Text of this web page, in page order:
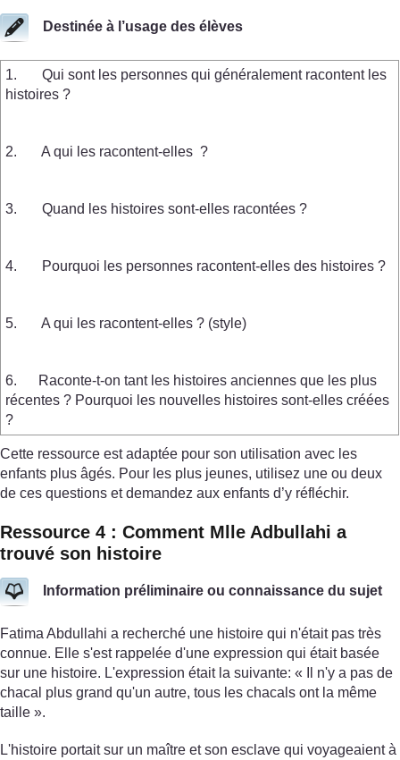
Destinée à l’usage des élèves
1. Qui sont les personnes qui généralement racontent les
histoires ?
2. A qui les racontent-elles ?
3. Quand les histoires sont-elles racontées ?
4. Pourquoi les personnes racontent-elles des histoires ?
5. A qui les racontent-elles ? (style)
6. Raconte-t-on tant les histoires anciennes que les plus
récentes ? Pourquoi les nouvelles histoires sont-elles créées
?
Cette ressource est adaptée pour son utilisation avec les
enfants plus âgés. Pour les plus jeunes, utilisez une ou deux
de ces questions et demandez aux enfants d’y réfléchir.
Ressource 4 : Comment Mlle Adbullahi a
trouvé son histoire
Information préliminaire ou connaissance du sujet
Fatima Abdullahi a recherché une histoire qui n'était pas très
connue. Elle s'est rappelée d'une expression qui était basée
sur une histoire. L'expression était la suivante: « Il n'y a pas de
chacal plus grand qu'un autre, tous les chacals ont la même
taille ».
L'histoire portait sur un maître et son esclave qui voyageaient à